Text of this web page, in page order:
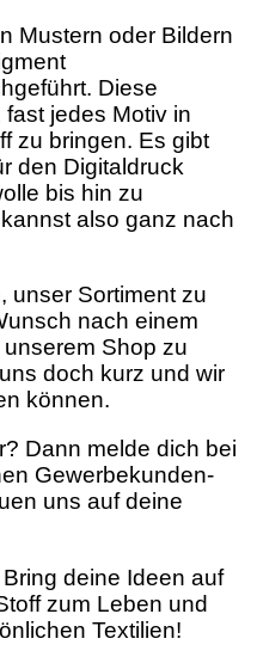
Mustern oder Bildern
Diese
jedes Motiv in
zu bringen. Es gibt
den Digitaldruck
bis hin zu
also ganz nach
unser Sortiment zu
nach einem
Shop zu
doch kurz und wir
können.
Dann melde dich bei
Gewerbekunden-
uns auf deine
deine Ideen auf
zum Leben und
Textilien!